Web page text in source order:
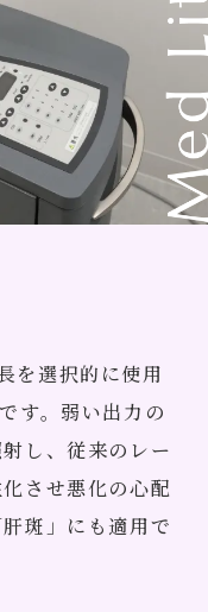
選択的に使用
す。弱い出力の
し、従来のレー
させ悪化の心配
斑」にも適用で